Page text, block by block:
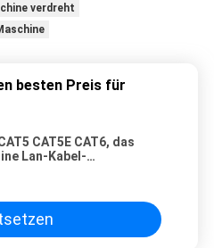
verdreht
besten Preis für
CAT5E CAT6, das
Lan-Kabel-